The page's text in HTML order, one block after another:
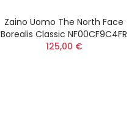
Zaino Uomo The North Face
Borealis Classic NF00CF9C4FR
125,00 €